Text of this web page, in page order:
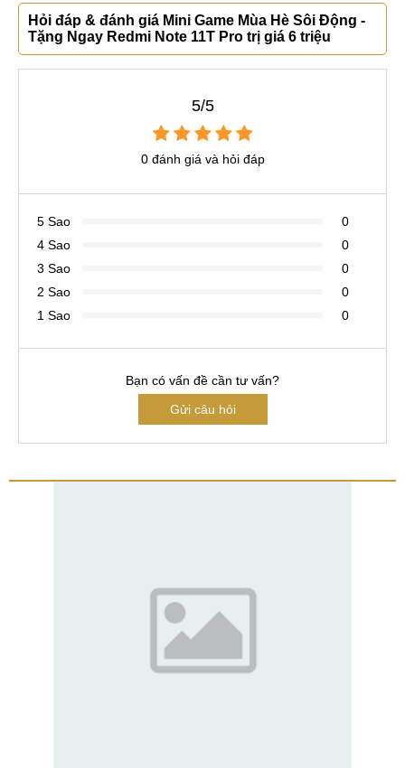
Hỏi đáp & đánh giá Mini Game Mùa Hè Sôi Động -
Tặng Ngay Redmi Note 11T Pro trị giá 6 triệu
5/5
0 đánh giá và hỏi đáp
5 Sao
0
4 Sao
0
3 Sao
0
2 Sao
0
1 Sao
0
Bạn có vấn đề cần tư vấn?
Gửi câu hỏi